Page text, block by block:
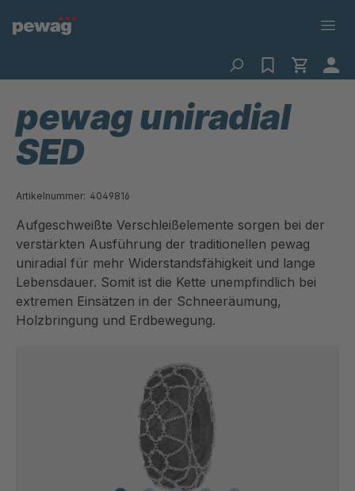
pewag uniradial
SED
Artikelnummer: 4049816
Aufgeschweißte Verschleißelemente sorgen bei der
verstärkten Ausführung der traditionellen pewag
uniradial für mehr Widerstandsfähigkeit und lange
Lebensdauer. Somit ist die Kette unempfindlich bei
extremen Einsätzen in der Schneeräumung,
Holzbringung und Erdbewegung.